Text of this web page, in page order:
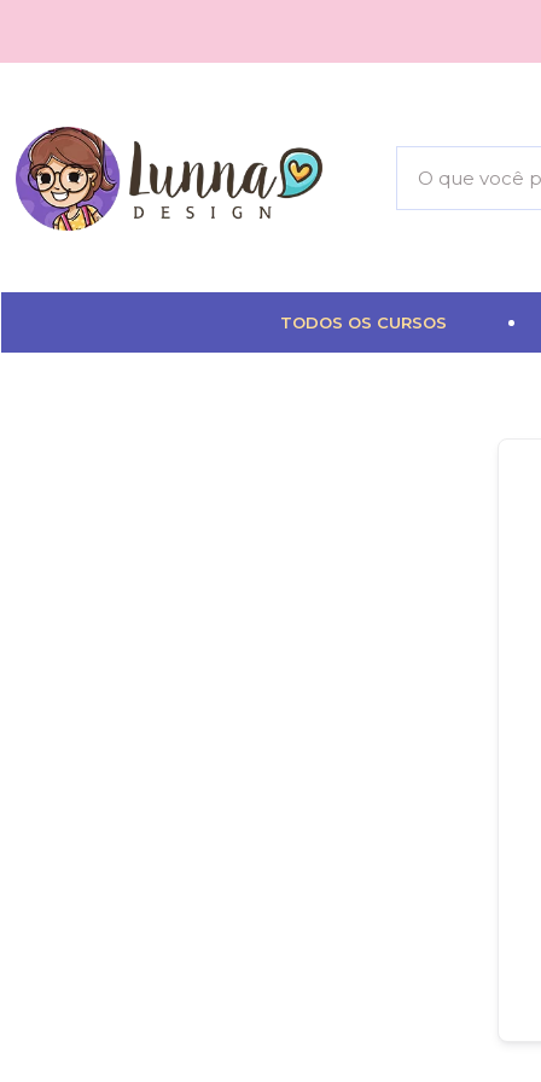
TODOS OS CURSOS